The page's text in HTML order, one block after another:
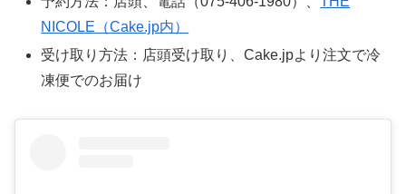
NICOLE（Cake.jp内）
受け取り方法：店頭受け取り、Cake.jpより注文で冷
凍便でのお届け